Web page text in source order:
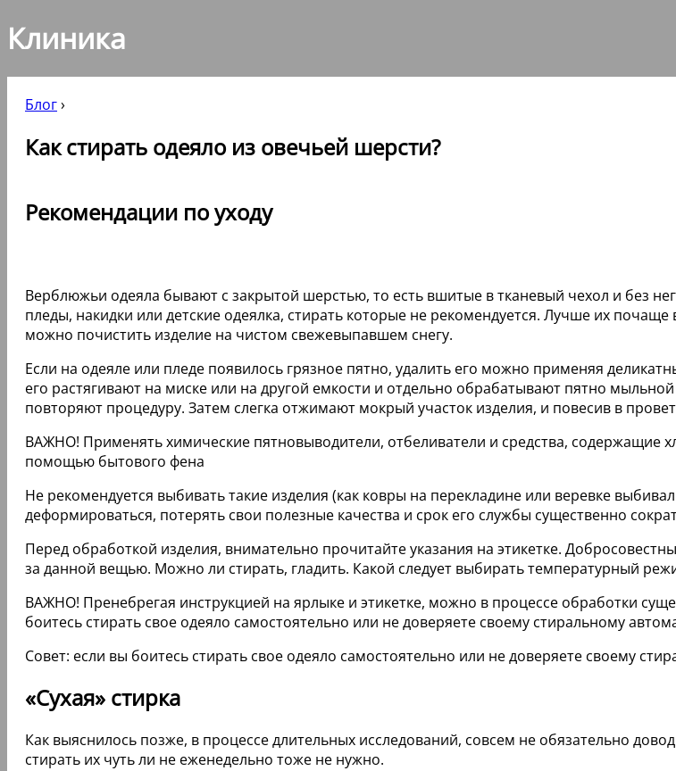
Клиника
Блог›
Как стирать одеяло из овечьей шерсти?
Рекомендации по уходу
Верблюжьи одеяла бывают с закрытой шерстью, то есть вшитые в тканевый чехол и без
пледы, накидки или детские одеялка, стирать которые не рекомендуется. Лучше их
можно почистить изделие на чистом свежевыпавшем снегу.
Если на одеяле или пледе появилось грязное пятно, удалить его можно применяя
его растягивают на миске или на другой емкости и отдельно обрабатывают пятно
повторяют процедуру. Затем слегка отжимают мокрый участок изделия, и повесив в
ВАЖНО! Применять химические пятновыводители, отбеливатели и средства, содержащие
помощью бытового фена
Не рекомендуется выбивать такие изделия (как ковры на перекладине или веревке
деформироваться, потерять свои полезные качества и срок его службы существенно
Перед обработкой изделия, внимательно прочитайте указания на этикетке.
за данной вещью. Можно ли стирать, гладить. Какой следует выбирать температурный
ВАЖНО! Пренебрегая инструкцией на ярлыке и этикетке, можно в процессе обработки
боитесь стирать свое одеяло самостоятельно или не доверяете своему стиральному
Совет: если вы боитесь стирать свое одеяло самостоятельно или не доверяете своему
«Сухая» стирка
Как выяснилось позже, в процессе длительных исследований, совсем не обязательно
стирать их чуть ли не еженедельно тоже не нужно.